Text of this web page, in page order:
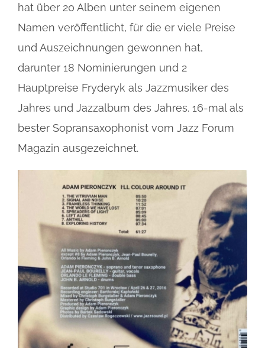
hat über 20 Alben unter seinem eigenen
Namen veröffentlicht, für die er viele Preise
und Auszeichnungen gewonnen hat,
darunter 18 Nominierungen und 2
Hauptpreise Fryderyk als Jazzmusiker des
Jahres und Jazzalbum des Jahres. 16-mal als
bester Sopransaxophonist vom Jazz Forum
Magazin ausgezeichnet.